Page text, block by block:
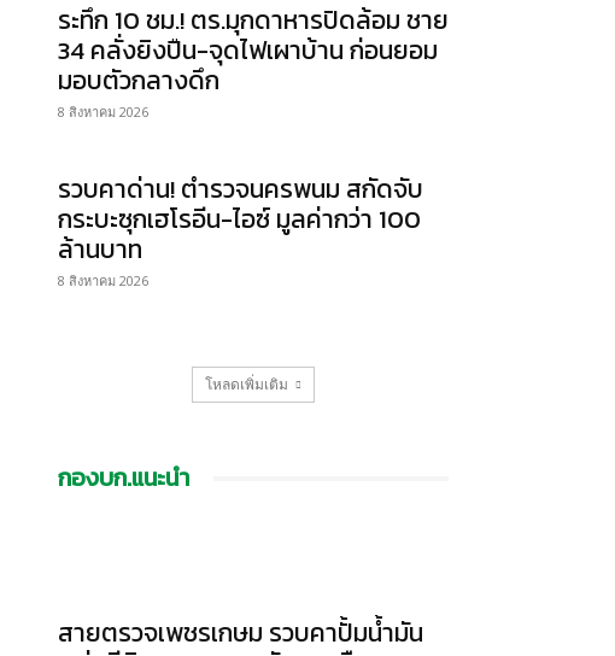
ระทึก 10 ชม.! ตร.มุกดาหารปิดล้อม ชาย
34 คลั่งยิงปืน-จุดไฟเผาบ้าน ก่อนยอม
มอบตัวกลางดึก
8 สิงหาคม 2026
รวบคาด่าน! ตำรวจนครพนม สกัดจับ
กระบะซุกเฮโรอีน-ไอซ์ มูลค่ากว่า 100
ล้านบาท
8 สิงหาคม 2026
โหลดเพิ่มเติม
กองบก.แนะนำ
สายตรวจเพชรเกษม รวบคาปั้มน้ำมัน